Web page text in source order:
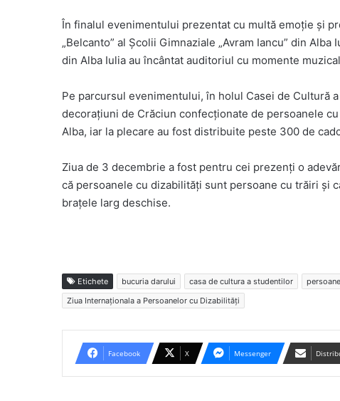
În finalul evenimentului prezentat cu multă emoție și
„Belcanto” al Școlii Gimnaziale „Avram Iancu” din
din Alba Iulia au încântat auditoriul cu momente
Pe parcursul evenimentului, în holul Casei de Cultură
decorațiuni de Crăciun confecționate de persoanele
Alba, iar la plecare au fost distribuite peste 300 de
Ziua de 3 decembrie a fost pentru cei prezenți o
că persoanele cu dizabilități sunt persoane cu trăiri și
brațele larg deschise.
Etichete bucuria darului casa de cultura a studentilor
Ziua Internaționala a Persoanelor cu Dizabilități
Facebook X Messenger